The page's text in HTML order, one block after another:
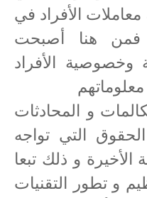
الأفراد في
فمن هنا أصبحت
وخصوصية الأفراد
و المحادثات
التي تواجه
و ذلك تبعا
و تطور التقنيات